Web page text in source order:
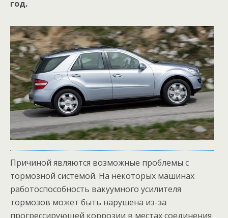
год.
Причиной являются возможные проблемы с
тормозной системой. На некоторых машинах
работоспособность вакуумного усилителя
тормозов может быть нарушена из-за
прогрессирующей коррозии в местах соединения